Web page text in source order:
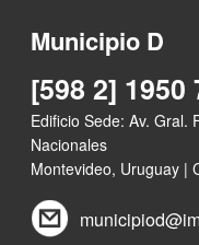
Municipio D
[598 2] 1950
Edificio Sede: Av. Gral.
Nacionales
Montevideo, Uruguay |